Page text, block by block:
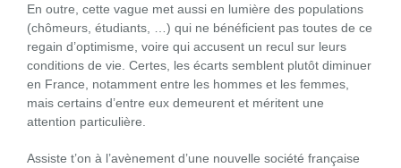
En outre, cette vague met aussi en lumière des populations
(chômeurs, étudiants, …) qui ne bénéficient pas toutes de ce
regain d’optimisme, voire qui accusent un recul sur leurs
conditions de vie. Certes, les écarts semblent plutôt diminuer
en France, notamment entre les hommes et les femmes,
mais certains d’entre eux demeurent et méritent une
attention particulière.
Assiste t’on à l’avènement d’une nouvelle société française